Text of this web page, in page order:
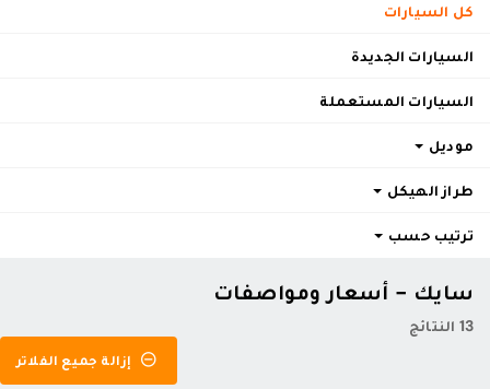
كل السيارات
السيارات الجديدة
السيارات المستعملة
موديل
طراز الهيكل
ترتيب حسب
سايك - أسعار ومواصفات
13 النتائج
إزالة جميع الفلاتر